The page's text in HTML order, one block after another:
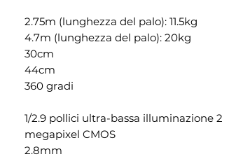
2.75m (lunghezza del palo): 11.5kg
4.7m (lunghezza del palo): 20kg
30cm
44cm
360 gradi
1/2.9 pollici ultra-bassa illuminazione 2
megapixel CMOS
2.8mm